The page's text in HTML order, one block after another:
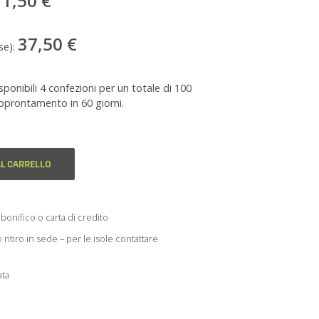
37,50 €
4 confezioni per un totale di 100
in 60 giorni.
CARRELLO
o carta di credito
in sede – per le isole contattare